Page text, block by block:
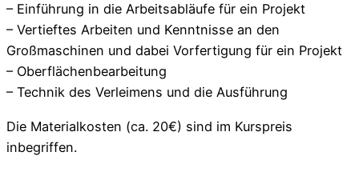
– Einführung in die Arbeitsabläufe für ein Projekt
– Vertieftes Arbeiten und Kenntnisse an den
Großmaschinen und dabei Vorfertigung für ein Projekt
– Oberflächenbearbeitung
– Technik des Verleimens und die Ausführung
Die Materialkosten (ca. 20€) sind im Kurspreis
inbegriffen.